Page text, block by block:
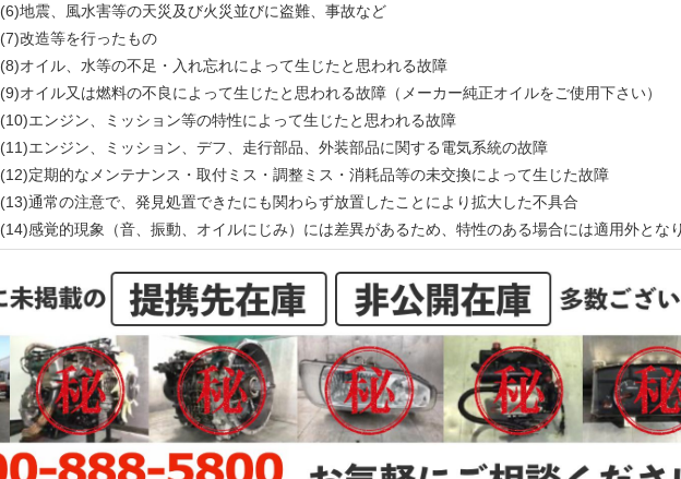
(6)地震、風水害等の天災及び火災並びに盗難、事故など
(7)改造等を行ったもの
(8)オイル、水等の不足・入れ忘れによって生じたと思われる故障
(9)オイル又は燃料の不良によって生じたと思われる故障（メーカー純正オイルをご使用下さい）
(10)エンジン、ミッション等の特性によって生じたと思われる故障
(11)エンジン、ミッション、デフ、走行部品、外装部品に関する電気系統の故障
(12)定期的なメンテナンス・取付ミス・調整ミス・消耗品等の未交換によって生じた故障
(13)通常の注意で、発見処置できたにも関わらず放置したことにより拡大した不具合
(14)感覚的現象（音、振動、オイルにじみ）には差異があるため、特性のある場合には適用外とな